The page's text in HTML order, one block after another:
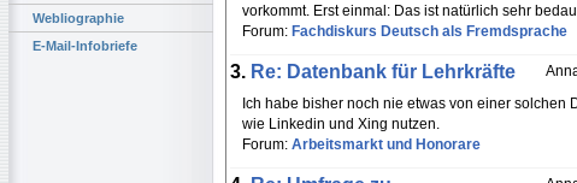
Webliographie
E-Mail-Infobriefe
vorkommt. Erst einmal: Das ist natürlich sehr
Forum: Fachdiskurs Deutsch als Fremdsprache
3. Re: Datenbank für Lehrkräfte
Ich habe bisher noch nie etwas von einer solchen
wie Linkedin und Xing nutzen.
Forum: Arbeitsmarkt und Honorare